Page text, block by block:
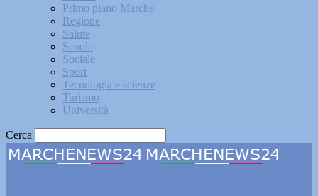
Primo piano Marche
Regione
Salute
Scuola
Sociale
Sport
Tecnologia e scienze
Turismo
Università
Cerca